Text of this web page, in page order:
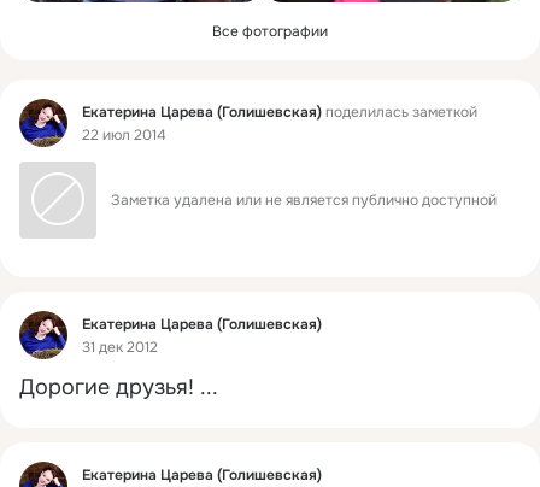
Все фотографии
Фид Екатерина Царева (Голишевская)поделилась заметкой
22 июл 2014
Заметка удалена или не является публично доступной
Фид
Екатерина Царева (Голишевская)
31 дек 2012
Дорогие друзья! ...
Фид
Екатерина Царева (Голишевская)